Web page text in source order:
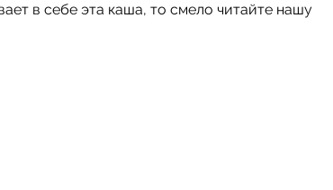
в себе эта каша, то смело читайте нашу